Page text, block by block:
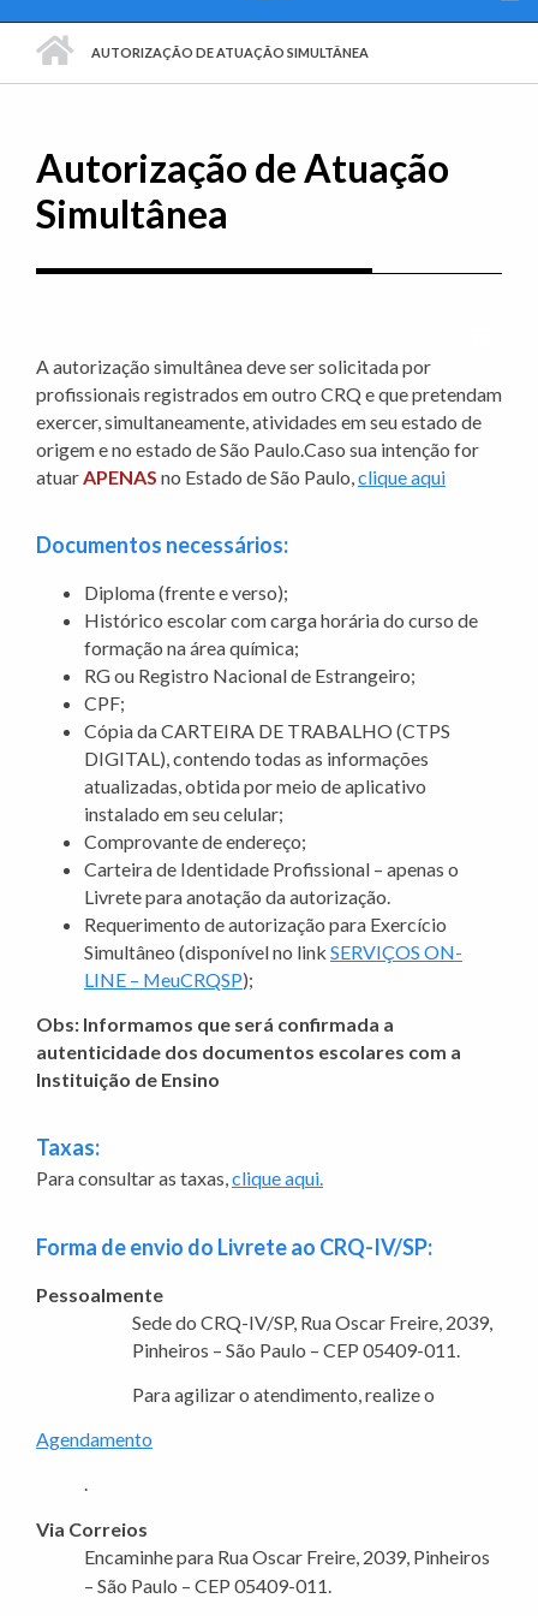
AUTORIZAÇÃO DE ATUAÇÃO SIMULTÂNEA
Autorização de Atuação
Simultânea
A autorização simultânea deve ser solicitada por
profissionais registrados em outro CRQ e que pretendam
exercer, simultaneamente, atividades em seu estado de
origem e no estado de São Paulo.Caso sua intenção for
atuarAPENAS no Estado de São Paulo,clique aqui
Documentos necessários:
Diploma (frente e verso);
Histórico escolar com carga horária do curso de
formação na área química;
RG ou Registro Nacional de Estrangeiro;
CPF;
Cópia da CARTEIRA DE TRABALHO (CTPS
DIGITAL), contendo todas as informações
atualizadas, obtida por meio de aplicativo
instalado em seu celular;
Comprovante de endereço;
Carteira de Identidade Profissional – apenas o
Livrete para anotação da autorização.
Requerimento de autorização para Exercício
Simultâneo (disponível no link SERVIÇOS ON-
LINE – MeuCRQSP);
Obs: Informamos que será confirmada a
autenticidade dos documentos escolares com a
Instituição de Ensino
Taxas:
Para consultar as taxas,clique aqui.
Forma de envio do Livrete ao CRQ-IV/SP:
Pessoalmente
Sede do CRQ-IV/SP, Rua Oscar Freire, 2039,
Pinheiros – São Paulo – CEP 05409-011.
Para agilizar o atendimento, realize o
Agendamento
.
Via Correios
Encaminhe para Rua Oscar Freire, 2039, Pinheiros
– São Paulo – CEP 05409-011.